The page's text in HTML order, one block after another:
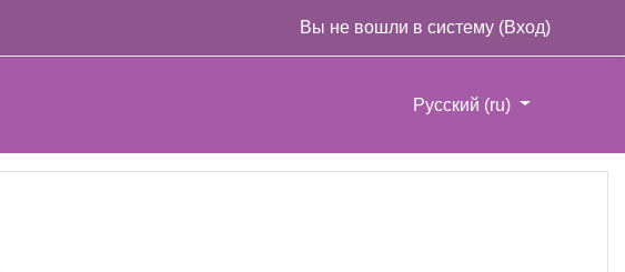
Вы не вошли в систему (Вход)
Русский ‎(ru)‎